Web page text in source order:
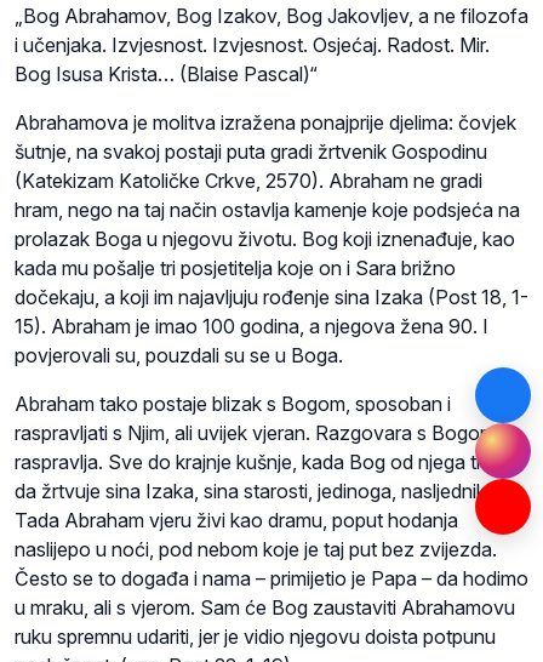
„Bog Abrahamov, Bog Izakov, Bog Jakovljev, a ne filozofa
i učenjaka. Izvjesnost. Izvjesnost. Osjećaj. Radost. Mir.
Bog Isusa Krista… (Blaise Pascal)“
Abrahamova je molitva izražena ponajprije djelima: čovjek
šutnje, na svakoj postaji puta gradi žrtvenik Gospodinu
(Katekizam Katoličke Crkve, 2570). Abraham ne gradi
hram, nego na taj način ostavlja kamenje koje podsjeća na
prolazak Boga u njegovu životu. Bog koji iznenađuje, kao
kada mu pošalje tri posjetitelja koje on i Sara brižno
dočekaju, a koji im najavljuju rođenje sina Izaka (Post 18, 1-
15). Abraham je imao 100 godina, a njegova žena 90. I
povjerovali su, pouzdali su se u Boga.
Abraham tako postaje blizak s Bogom, sposoban i
raspravljati s Njim, ali uvijek vjeran. Razgovara s Bogom i
raspravlja. Sve do krajnje kušnje, kada Bog od njega traži
da žrtvuje sina Izaka, sina starosti, jedinoga, nasljednika.
Tada Abraham vjeru živi kao dramu, poput hodanja
naslijepo u noći, pod nebom koje je taj put bez zvijezda.
Često se to događa i nama – primijetio je Papa – da hodimo
u mraku, ali s vjerom. Sam će Bog zaustaviti Abrahamovu
ruku spremnu udariti, jer je vidio njegovu doista potpunu